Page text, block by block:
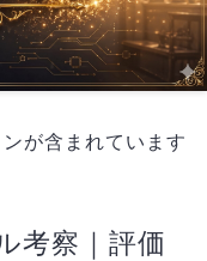
が含まれています
考察｜評価